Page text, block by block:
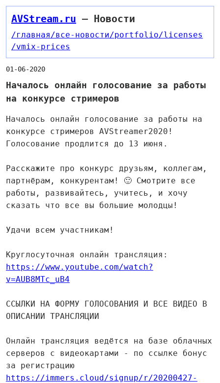
AVStream.ru — Новости
/главная/все-новости/portfolio/licenses
/vmix-prices
01-06-2020
Началось онлайн голосование за работы
на конкурсе стримеров
Началось онлайн голосование за работы на
конкурсе стримеров AVStreamer2020!
Голосование продлится до 13 июня.
Расскажите про конкурс друзьям, коллегам,
партнёрам, конкурентам! 🙂 Смотрите все
работы, развивайтесь, учитесь, и хочу
сказать что все вы большие молодцы!
Удачи всем участникам!
Круглосуточная онлайн трансляция:
https://www.youtube.com/watch?
v=AUB8MTc_uB4
ССЫЛКИ НА ФОРМУ ГОЛОСОВАНИЯ И ВСЕ ВИДЕО В
ОПИСАНИИ ТРАНСЛЯЦИИ
Онлайн трансляция ведётся на базе облачных
серверов с видеокартами - по ссылке бонус
за регистрацию
https://immers.cloud/signup/r/20200427-